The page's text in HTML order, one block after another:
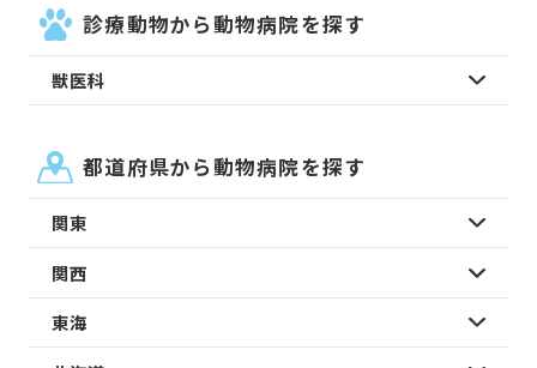
診療動物から動物病院を探す
獣医科
都道府県から動物病院を探す
関東
関西
東海